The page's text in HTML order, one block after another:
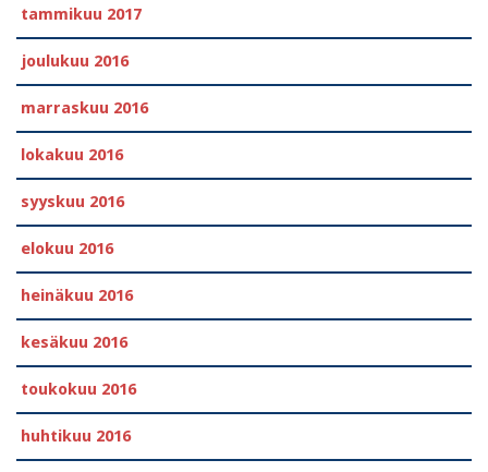
tammikuu 2017
joulukuu 2016
marraskuu 2016
lokakuu 2016
syyskuu 2016
elokuu 2016
heinäkuu 2016
kesäkuu 2016
toukokuu 2016
huhtikuu 2016